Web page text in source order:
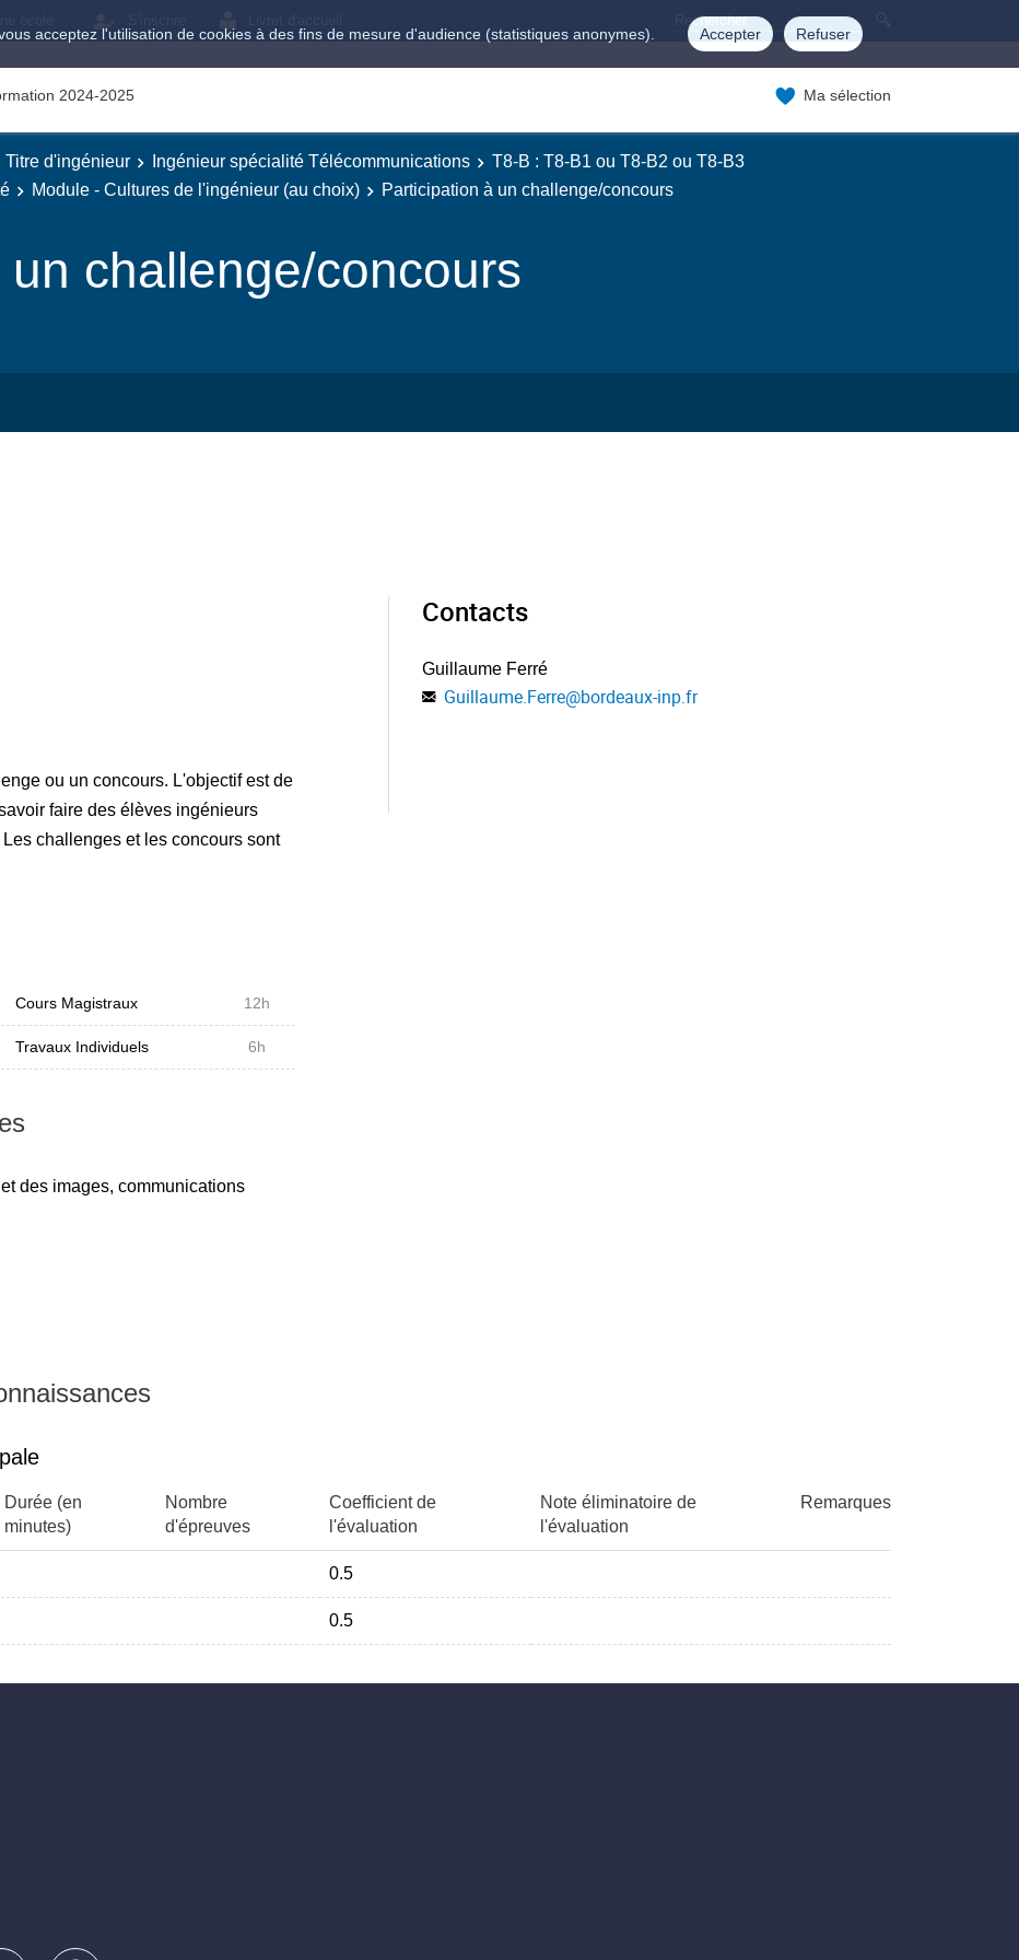
acceptez l'utilisation de cookies à des fins de mesure d'audience (statistiques anonymes). Accepter Refuser
école S'inscrire Livret d'accueil
2024-2025 Ma sélection
Titre d'ingénieur Ingénieur spécialité Télécommunications
T8-B : T8-B1 ou T8-B2 ou T8-B3
Module - Cultures de l'ingénieur (au choix) Participation à un challenge/concours
challenge/concours
ou un concours. L'objectif est de
faire des élèves ingénieurs
challenges et les concours sont
Cours Magistraux 12h
Travaux Individuels 6h
des images, communications
Contacts
Guillaume Ferré
Guillaume.Ferre@bordeaux-inp.fr
Durée (en
minutes)
Nombre
d'épreuves
Coefficient de
l'évaluation
Note éliminatoire de
l'évaluation
Remarques
0.5
0.5